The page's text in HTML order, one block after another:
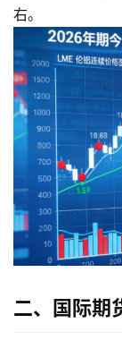
右。
二、国际期